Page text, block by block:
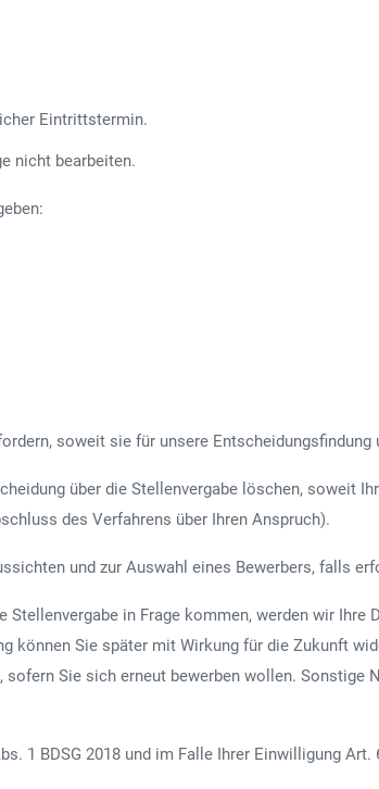
Eintrittstermin.
nicht bearbeiten.
soweit sie für unsere
über die Stellenvergabe löschen, soweit
des Verfahrens über Ihren Anspruch).
und zur Auswahl eines Bewerbers, falls
in Frage kommen, werden wir
können Sie später mit Wirkung für die Zukunft
Sie sich erneut bewerben wollen.
1 BDSG 2018 und im Falle Ihrer Einwilligung Art.